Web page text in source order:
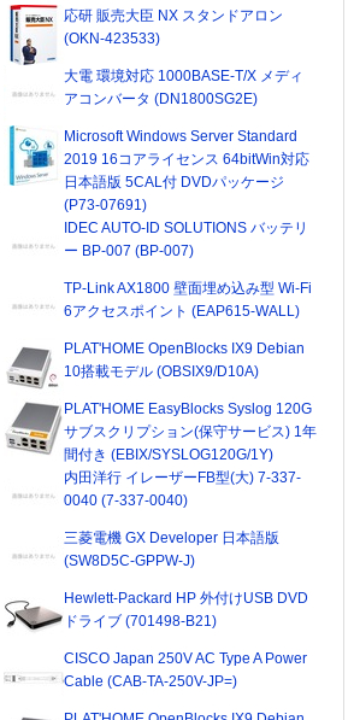
応研 販売大臣 NX スタンドアロン
(OKN-423533)
大電 環境対応 1000BASE-T/X メディ
アコンバータ (DN1800SG2E)
Microsoft Windows Server Standard
2019 16コアライセンス 64bitWin対応
日本語版 5CAL付 DVDパッケージ
(P73-07691)
IDEC AUTO-ID SOLUTIONS バッテリ
ー BP-007 (BP-007)
TP-Link AX1800 壁面埋め込み型 Wi-Fi
6アクセスポイント (EAP615-WALL)
PLAT'HOME OpenBlocks IX9 Debian
10搭載モデル (OBSIX9/D10A)
PLAT'HOME EasyBlocks Syslog 120G
サブスクリプション(保守サービス) 1年
間付き (EBIX/SYSLOG120G/1Y)
内田洋行 イレーザーFB型(大) 7-337-
0040 (7-337-0040)
三菱電機 GX Developer 日本語版
(SW8D5C-GPPW-J)
Hewlett-Packard HP 外付けUSB DVD
ドライブ (701498-B21)
CISCO Japan 250V AC Type A Power
Cable (CAB-TA-250V-JP=)